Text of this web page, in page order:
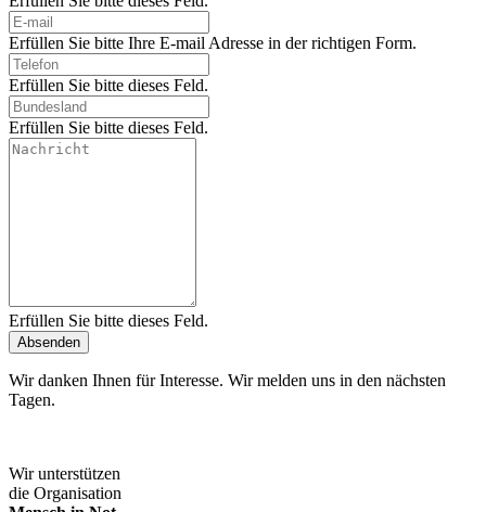
Erfüllen Sie bitte Ihre E-mail Adresse in der richtigen Form.
Erfüllen Sie bitte dieses Feld.
Erfüllen Sie bitte dieses Feld.
Erfüllen Sie bitte dieses Feld.
Absenden
Wir danken Ihnen für Interesse. Wir melden uns in den nächsten
Tagen.
Wir unterstützen
die Organisation